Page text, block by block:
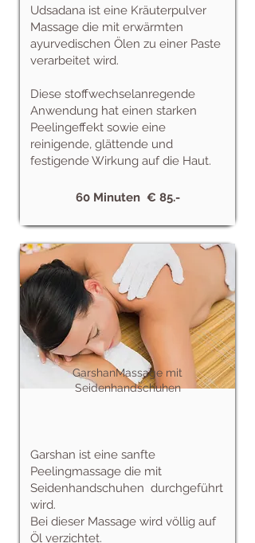
Udsadana ist eine Kräuterpulver
Massage die mit erwärmten
ayurvedischen Ölen zu einer Paste
verarbeitet wird.
Diese stoffwechselanregende
Anwendung hat einen starken
Peelingeffekt sowie eine
reinigende, glättende und
festigende Wirkung auf die Haut.
60 Minuten € 85.-
GarshanMassage mit
Seidenhandschuhen
Garshan ist eine sanfte
Peelingmassage die mit
Seidenhandschuhen durchgeführt
wird.
Bei dieser Massage wird völlig auf
Öl verzichtet.